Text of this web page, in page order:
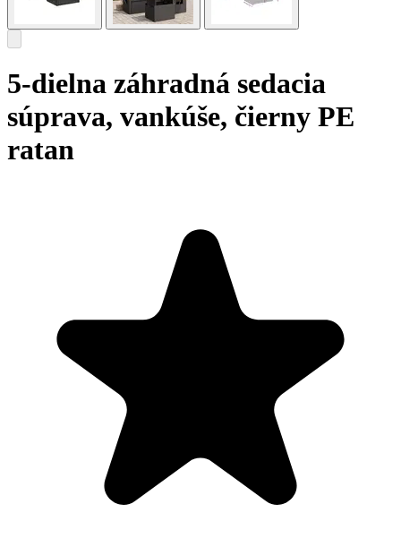
5-dielna záhradná sedacia
súprava, vankúše, čierny PE
ratan